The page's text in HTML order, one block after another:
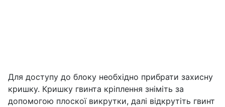
Для доступу до блоку необхідно прибрати захисну
кришку. Кришку гвинта кріплення зніміть за
допомогою плоскої викрутки, далі відкрутіть гвинт